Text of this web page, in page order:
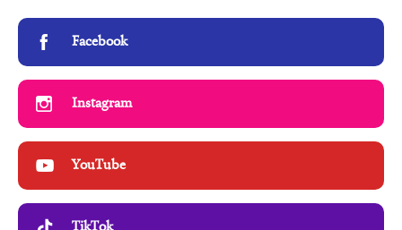
Facebook
Instagram
YouTube
TikTok